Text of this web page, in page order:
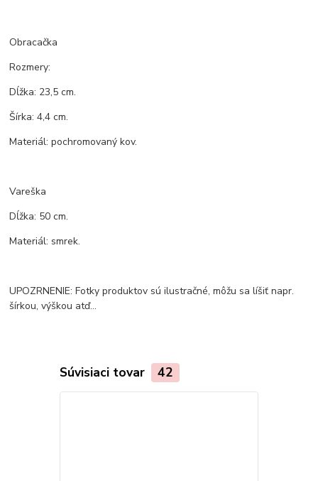
Obracačka
Rozmery:
Dĺžka: 23,5 cm.
Šírka: 4,4 cm.
Materiál: pochromovaný kov.
Vareška
Dĺžka: 50 cm.
Materiál: smrek.
UPOZRNENIE: Fotky produktov sú ilustračné, môžu sa líšiť napr.
šírkou, výškou atď...
Súvisiaci tovar 42